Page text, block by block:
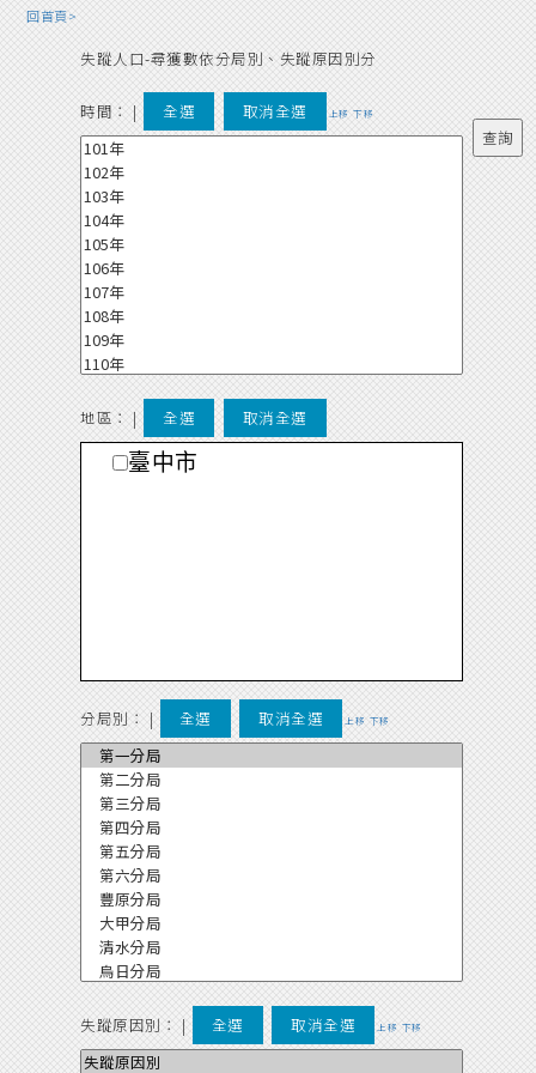
回首頁>
失蹤人口-尋獲數依分局別、失蹤原因別分
時間： | 全選 取消全選 上移 下移
地區： | 全選 取消全選
臺中市
分局別： | 全選 取消全選 上移 下移
失蹤原因別： | 全選 取消全選 上移 下移